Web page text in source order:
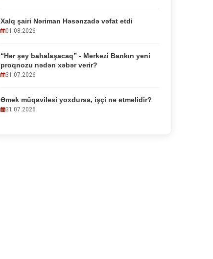
Xalq şairi Nəriman Həsənzadə vəfat etdi
01.08.2026
“Hər şey bahalaşacaq” - Mərkəzi Bankın yeni
proqnozu nədən xəbər verir?
31.07.2026
Əmək müqaviləsi yoxdursa, işçi nə etməlidir?
31.07.2026